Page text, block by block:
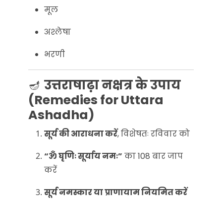
मूल
अश्लेषा
भरणी
🪔 उत्तराषाढ़ा नक्षत्र के उपाय
(Remedies for Uttara
Ashadha)
सूर्य की आराधना करें, विशेषतः रविवार को
“ॐ घृणिः सूर्याय नमः” का 108 बार जाप
करें
सूर्य नमस्कार या प्राणायाम नियमित करें